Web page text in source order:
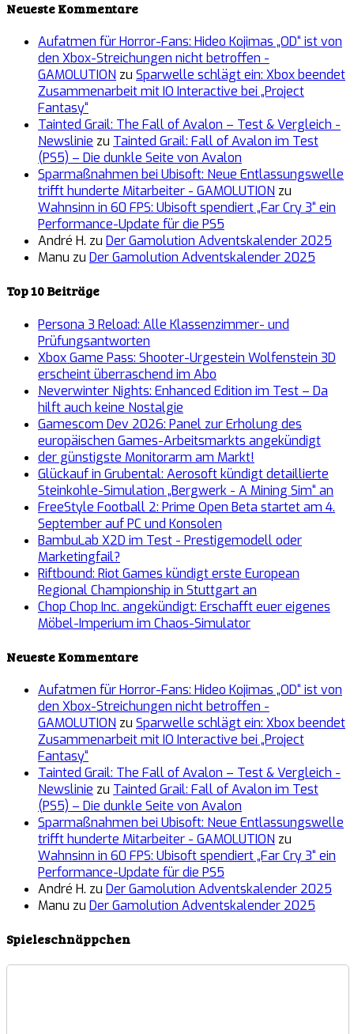
Neueste Kommentare
Aufatmen für Horror-Fans: Hideo Kojimas „OD“ ist von
den Xbox-Streichungen nicht betroffen -
GAMOLUTION zu Sparwelle schlägt ein: Xbox beendet
Zusammenarbeit mit IO Interactive bei „Project
Fantasy“
Tainted Grail: The Fall of Avalon – Test & Vergleich -
Newslinie zu Tainted Grail: Fall of Avalon im Test
(PS5) – Die dunkle Seite von Avalon
Sparmaßnahmen bei Ubisoft: Neue Entlassungswelle
trifft hunderte Mitarbeiter - GAMOLUTION zu
Wahnsinn in 60 FPS: Ubisoft spendiert „Far Cry 3“ ein
Performance-Update für die PS5
André H. zu Der Gamolution Adventskalender 2025
Manu zu Der Gamolution Adventskalender 2025
Top 10 Beiträge
Persona 3 Reload: Alle Klassenzimmer- und
Prüfungsantworten
Xbox Game Pass: Shooter-Urgestein Wolfenstein 3D
erscheint überraschend im Abo
Neverwinter Nights: Enhanced Edition im Test – Da
hilft auch keine Nostalgie
Gamescom Dev 2026: Panel zur Erholung des
europäischen Games-Arbeitsmarkts angekündigt
der günstigste Monitorarm am Markt!
Glückauf in Grubental: Aerosoft kündigt detaillierte
Steinkohle-Simulation „Bergwerk - A Mining Sim“ an
FreeStyle Football 2: Prime Open Beta startet am 4.
September auf PC und Konsolen
BambuLab X2D im Test - Prestigemodell oder
Marketingfail?
Riftbound: Riot Games kündigt erste European
Regional Championship in Stuttgart an
Chop Chop Inc. angekündigt: Erschafft euer eigenes
Möbel-Imperium im Chaos-Simulator
Neueste Kommentare
Aufatmen für Horror-Fans: Hideo Kojimas „OD“ ist von
den Xbox-Streichungen nicht betroffen -
GAMOLUTION zu Sparwelle schlägt ein: Xbox beendet
Zusammenarbeit mit IO Interactive bei „Project
Fantasy“
Tainted Grail: The Fall of Avalon – Test & Vergleich -
Newslinie zu Tainted Grail: Fall of Avalon im Test
(PS5) – Die dunkle Seite von Avalon
Sparmaßnahmen bei Ubisoft: Neue Entlassungswelle
trifft hunderte Mitarbeiter - GAMOLUTION zu
Wahnsinn in 60 FPS: Ubisoft spendiert „Far Cry 3“ ein
Performance-Update für die PS5
André H. zu Der Gamolution Adventskalender 2025
Manu zu Der Gamolution Adventskalender 2025
Spieleschnäppchen